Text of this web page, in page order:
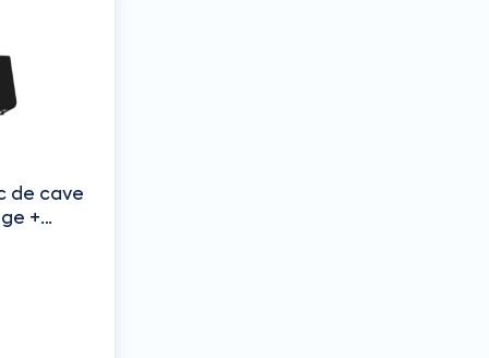
de cave